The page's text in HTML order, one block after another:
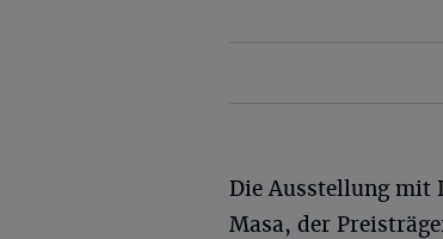
Die Ausstellung mit
Masa, der